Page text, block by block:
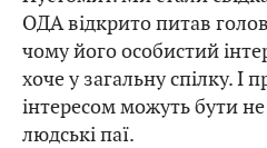
ОДА відкрито питав
чому його особистий
хоче у загальну спілку. І
інтересом можуть бути
людські паї.